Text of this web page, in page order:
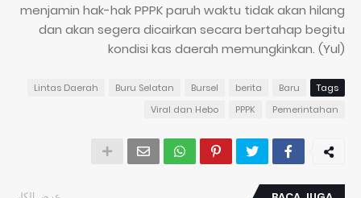
menjamin hak-hak PPPK paruh waktu tidak akan hilang
dan akan segera dicairkan secara bertahap begitu
kondisi kas daerah memungkinkan. (Yul)
Tags
Baru
berita
Bursel
Buru Selatan
Lintas Daerah
Pemerintahan
PPPK
Viral dan Hebo